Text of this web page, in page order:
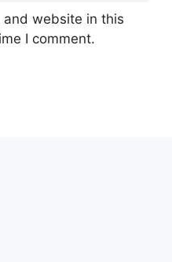
and website in this
I comment.